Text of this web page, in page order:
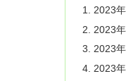
2023
2023
2023
2023